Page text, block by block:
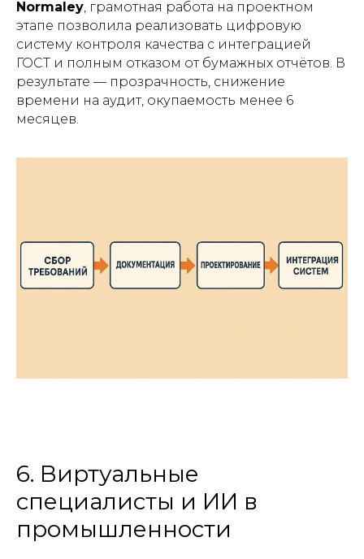
Normaley, грамотная работа на проектном
этапе позволила реализовать цифровую
систему контроля качества с интеграцией
ГОСТ и полным отказом от бумажных отчётов. В
результате — прозрачность, снижение
времени на аудит, окупаемость менее 6
месяцев.
6. Виртуальные
специалисты и ИИ в
промышленности